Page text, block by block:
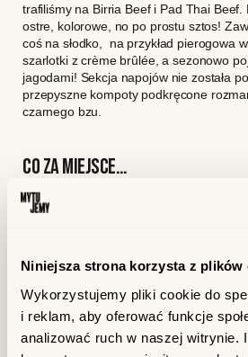
Niniejsza strona korzysta z plików
Wykorzystujemy pliki cookie do
i reklam, aby oferować funkcje
analizować ruch w naszej witrynie.
trafiliśmy na Birria Beef i Pad Thai Beef.
ostre, kolorowe, no po prostu sztos!
coś na słodko, na przykład pierogowa
szarlotki z crème brûlée, a sezonowo
jagodami! Sekcja napojów nie została
przepyszne kompoty podkręcone
czarnego bzu.
CO ZA MIEJSCE…
Wszystkie pierogi są lepione ręcznie,
jakości i domowego charakteru! To
światowymi inspiracjami, a każda
pierogi | kuchnia polska | comfort food |